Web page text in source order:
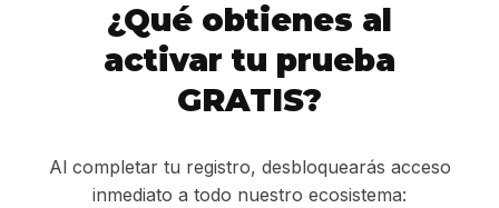
¿Qué obtienes al
activar tu prueba
GRATIS?
Al completar tu registro, desbloquearás acceso
inmediato a todo nuestro ecosistema: